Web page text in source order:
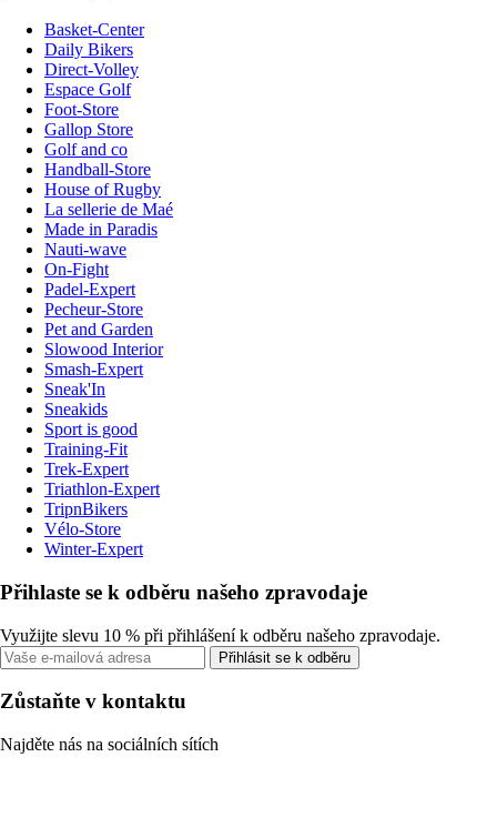
Basket-Center
Daily Bikers
Direct-Volley
Espace Golf
Foot-Store
Gallop Store
Golf and co
Handball-Store
House of Rugby
La sellerie de Maé
Made in Paradis
Nauti-wave
On-Fight
Padel-Expert
Pecheur-Store
Pet and Garden
Slowood Interior
Smash-Expert
Sneak'In
Sneakids
Sport is good
Training-Fit
Trek-Expert
Triathlon-Expert
TripnBikers
Vélo-Store
Winter-Expert
Přihlaste se k odběru našeho zpravodaje
Využijte slevu 10 % při přihlášení k odběru našeho zpravodaje.
Přihlásit se k odběru
Zůstaňte v kontaktu
Najděte nás na sociálních sítích